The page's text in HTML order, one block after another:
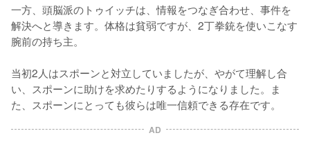
一方、頭脳派のトゥイッチは、情報をつなぎ合わせ、事件を
解決へと導きます。体格は貧弱ですが、2丁拳銃を使いこなす
腕前の持ち主。
当初2人はスポーンと対立していましたが、やがて理解し合
い、スポーンに助けを求めたりするようになりました。ま
た、スポーンにとっても彼らは唯一信頼できる存在です。
AD